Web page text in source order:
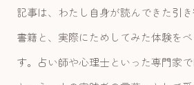
記事は、わたし自身が読んできた引
書籍と、実際にためしてみた体験を
す。占い師や心理士といった専門家